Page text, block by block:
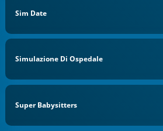
Sim Date
Simulazione Di Ospedale
Super Babysitters